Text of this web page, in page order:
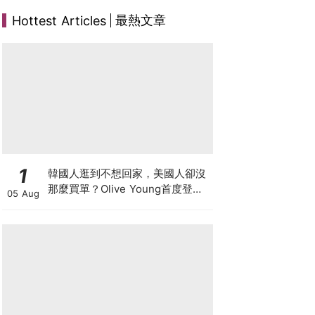
Hottest Articles 最熱文章
1
05 Aug
韓國人逛到不想回家，美國人卻沒
那麼買單？Olive Young首度登陸